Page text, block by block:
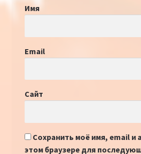
Имя
Email
Сайт
Сохранить моё имя, email и
этом браузере для